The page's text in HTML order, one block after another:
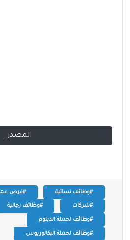
المصدر
#وظائف نسائية #فرص
#شركات #وظائف رجالية
#وظائف لحملة الدبلوم
#وظائف لحملة البكالوريوس